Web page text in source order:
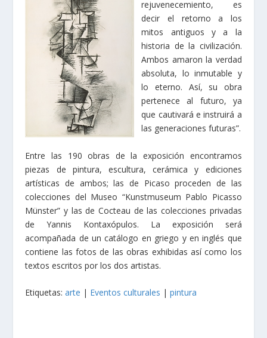
rejuvenecemiento, es
decir el retorno a los
mitos antiguos y a la
historia de la civilización.
Ambos amaron la verdad
absoluta, lo inmutable y
lo eterno. Así, su obra
pertenece al futuro, ya
que cautivará e instruirá a
las generaciones futuras”.
Entre las 190 obras de la exposición encontramos
piezas de pintura, escultura, cerámica y ediciones
artísticas de ambos; las de Picaso proceden de las
colecciones del Museo “Kunstmuseum Pablo Picasso
Münster” y las de Cocteau de las colecciones privadas
de Yannis Kontaxópulos. La exposición será
acompañada de un catálogo en griego y en inglés que
contiene las fotos de las obras exhibidas así como los
textos escritos por los dos artistas.
Etiquetas:arte | Eventos culturales |pintura